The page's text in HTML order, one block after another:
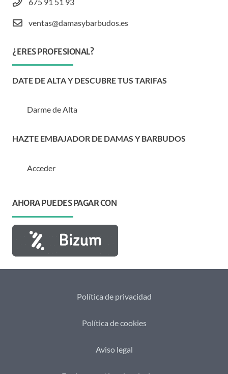
ventas@damasybarbudos.es
¿ERES PROFESIONAL?
DATE DE ALTA Y DESCUBRE TUS TARIFAS
Darme de Alta
HAZTE EMBAJADOR DE DAMAS Y BARBUDOS
Acceder
AHORA PUEDES PAGAR CON
Política de privacidad
Política de cookies
Aviso legal